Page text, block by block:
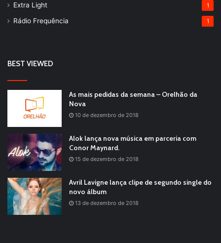
Extra Light 1
Rádio Frequência 1
BEST VIEWED
As mais pedidas da semana – Orelhão da
Nova
10 de dezembro de 2018
Alok lança nova música em parceria com
Conor Maynard.
15 de dezembro de 2018
Avril Lavigne lança clipe de segundo single do
novo álbum
13 de dezembro de 2018